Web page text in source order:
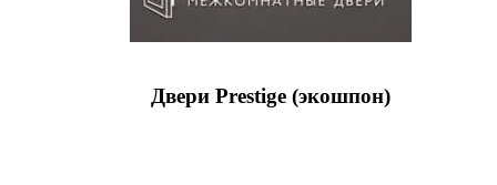
Двери Prestige (экошпон)